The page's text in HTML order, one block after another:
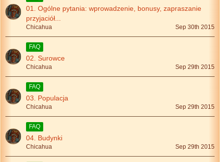
01. Ogólne pytania: wprowadzenie, bonusy, zapraszanie
przyjaciół...
Chicahua Sep 30th 2015
FAQ
02. Surowce
Chicahua Sep 29th 2015
FAQ
03. Populacja
Chicahua Sep 29th 2015
FAQ
04. Budynki
Chicahua Sep 29th 2015